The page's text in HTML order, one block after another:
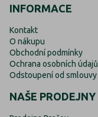
INFORMACE
Kontakt
O nákupu
Obchodní podmínky
Ochrana osobních údajů
Odstoupení od smlouvy
NAŠE PRODEJNY